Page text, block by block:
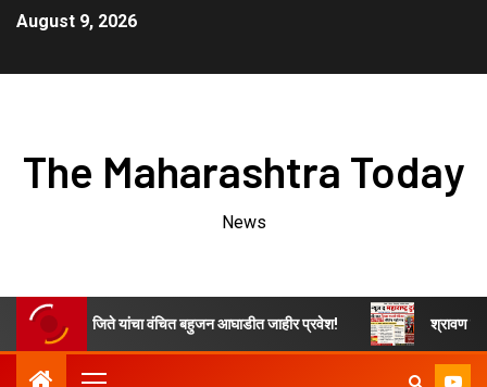
August 9, 2026
The Maharashtra Today
News
ओम नवनाथ जिते यांचा वंचित बहुजन आघाडीत जाहीर प्रवेश! श्रावण